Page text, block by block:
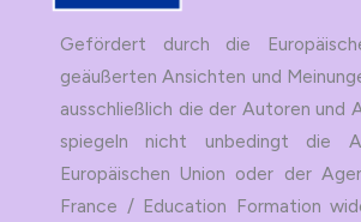
Gefördert durch die
geäußerten Ansichten und
ausschließlich die der Autoren und
spiegeln nicht unbedingt die
Europäischen Union oder der
France / Education Formation